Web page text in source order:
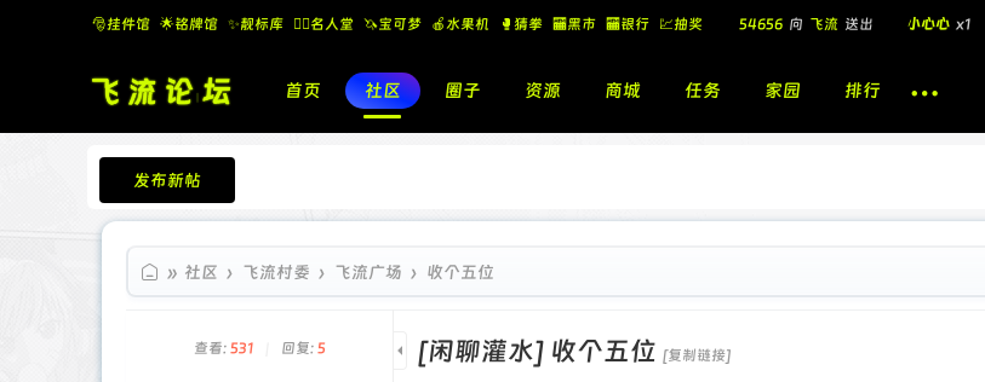
🎅挂件馆 🌟铭牌馆 ✨️靓标库 🧚‍♂️名人堂 🦄宝可梦 🍎水果机 🥊猜拳 🏧黑市 🏧银行 💹抽奖
🎁
飞流 向 北 送出 酷盖墨镜 x1
飞流 向 北 小心心 x1
首页 社区 圈子 资源 商城 任务 家园 排行
发布新帖
飞流论坛
» 社区 › 飞流村委 › 飞流广场 › 收个五位
查看: 531 回复: 5 [闲聊灌水] 收个五位 [复制链接]